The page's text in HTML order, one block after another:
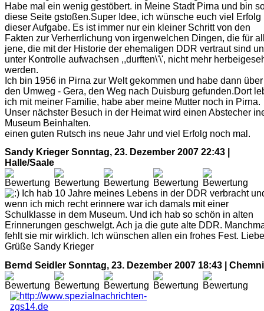
Habe mal ein wenig gestöbert. in Meine Stadt Pirna und bin
diese Seite gstoßen.Super Idee, ich wünsche euch viel Erfolg
dieser Aufgabe. Es ist immer nur ein kleiner Schritt von den
Fakten zur Verherrlichung von irgenwelchen Dingen, die für
jene, die mit der Historie der ehemaligen DDR vertraut sind
unter Kontrolle aufwachsen ,,durften\'\', nicht mehr
werden.
Ich bin 1956 in Pirna zur Welt gekommen und habe dann über
den Umweg - Gera, den Weg nach Duisburg gefunden.Dort
ich mit meiner Familie, habe aber meine Mutter noch in Pirna.
Unser nächster Besuch in der Heimat wird einen Abstecher
Museum Beinhalten.
einen guten Rutsch ins neue Jahr und viel Erfolg noch mal.
Sandy Krieger Sonntag, 23. Dezember 2007 22:43 |
Halle/Saale
Ich hab 10 Jahre meines Lebens in der DDR verbracht
wenn ich mich recht erinnere war ich damals mit einer
Schulklasse in dem Museum. Und ich hab so schön in alten
Erinnerungen geschwelgt. Ach ja die gute alte DDR.
fehlt sie mir wirklich. Ich wünschen allen ein frohes Fest. Liebe
Grüße Sandy Krieger
Bernd Seidler Sonntag, 23. Dezember 2007 18:43 |